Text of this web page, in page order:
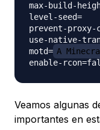
max-build-
level-seed=
prevent-proxy-
use-native-
motd= A
Veamos algunas
importantes en